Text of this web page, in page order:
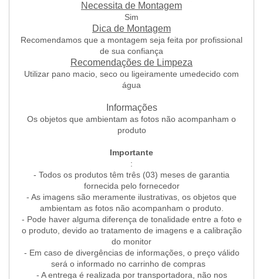
Necessita de Montagem
Sim
Dica de Montagem
Recomendamos que a montagem seja feita por profissional
de sua confiança
Recomendações de Limpeza
Utilizar pano macio, seco ou ligeiramente umedecido com
água
Informações
Os objetos que ambientam as fotos não acompanham o
produto
Importante
:
- Todos os produtos têm três (03) meses de garantia
fornecida pelo fornecedor
- As imagens são meramente ilustrativas, os objetos que
ambientam as fotos não acompanham o produto.
- Pode haver alguma diferença de tonalidade entre a foto e
o produto, devido ao tratamento de imagens e a calibração
do monitor
- Em caso de divergências de informações, o preço válido
será o informado no carrinho de compras
- A entrega é realizada por transportadora, não nos